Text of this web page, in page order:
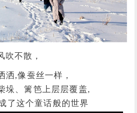
吹不散，
洒,像蚕丝一样，
垛、篱笆上层层覆盖,
了这个童话般的世界